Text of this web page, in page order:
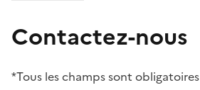
Contactez-nous
*Tous les champs sont obligatoires